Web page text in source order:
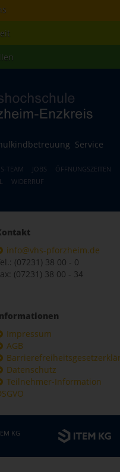
Service
TEAM JOBS
ÖFFNUNGSZEITEN
WIDERRUF
info@vhs-pforzheim.de
(07231) 38 00 - 0
(07231) 38 00 - 34
Impressum
AGB
Datenschutz
Teilnehmer-Information
KG